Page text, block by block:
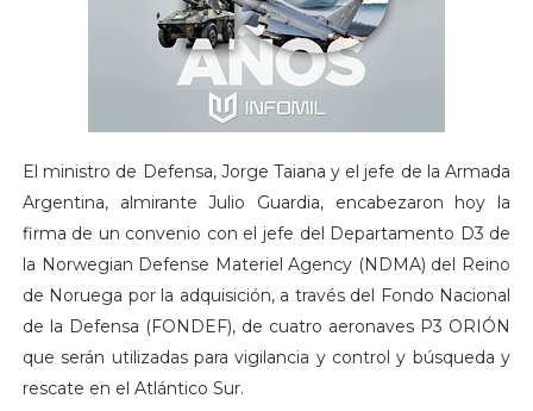
El ministro de Defensa, Jorge Taiana y el jefe de la Armada
Argentina, almirante Julio Guardia, encabezaron hoy la
firma de un convenio con el jefe del Departamento D3 de
la Norwegian Defense Materiel Agency (NDMA) del Reino
de Noruega por la adquisición, a través del Fondo Nacional
de la Defensa (FONDEF), de cuatro aeronaves P3 ORIÓN
que serán utilizadas para vigilancia y control y búsqueda y
rescate en el Atlántico Sur.